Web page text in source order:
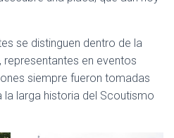
se distinguen dentro de la
en eventos
siempre fueron tomadas
la larga historia del Scoutismo